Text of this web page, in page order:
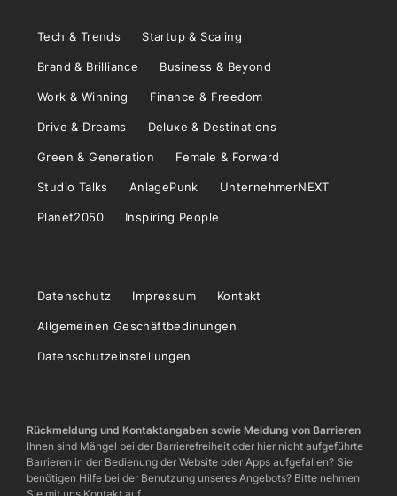
Tech & Trends Startup & Scaling
Brand & Brilliance Business & Beyond
Work & Winning Finance & Freedom
Drive & Dreams Deluxe & Destinations
Green & Generation Female & Forward
Studio Talks AnlagePunk UnternehmerNEXT
Planet2050 Inspiring People
Datenschutz Impressum Kontakt
Allgemeinen Geschäftbedinungen
Datenschutzeinstellungen
Rückmeldung und Kontaktangaben sowie Meldung von Barrieren
Ihnen sind Mängel bei der Barrierefreiheit oder hier nicht aufgeführte
Barrieren in der Bedienung der Website oder Apps aufgefallen? Sie
benötigen Hilfe bei der Benutzung unseres Angebots? Bitte nehmen